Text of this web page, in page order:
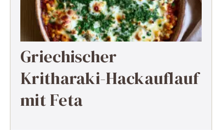
Griechischer
Kritharaki-Hackauflauf
mit Feta